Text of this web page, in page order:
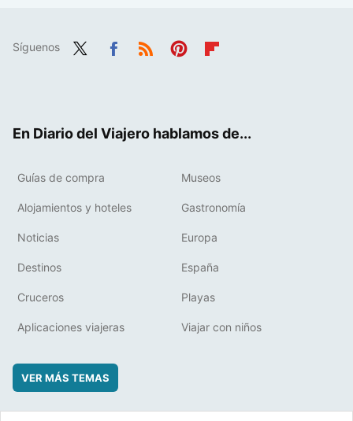
Síguenos
En Diario del Viajero hablamos de...
Guías de compra Museos
Alojamientos y hoteles Gastronomía
Noticias Europa
Destinos España
Cruceros Playas
Aplicaciones viajeras Viajar con niños
VER MÁS TEMAS